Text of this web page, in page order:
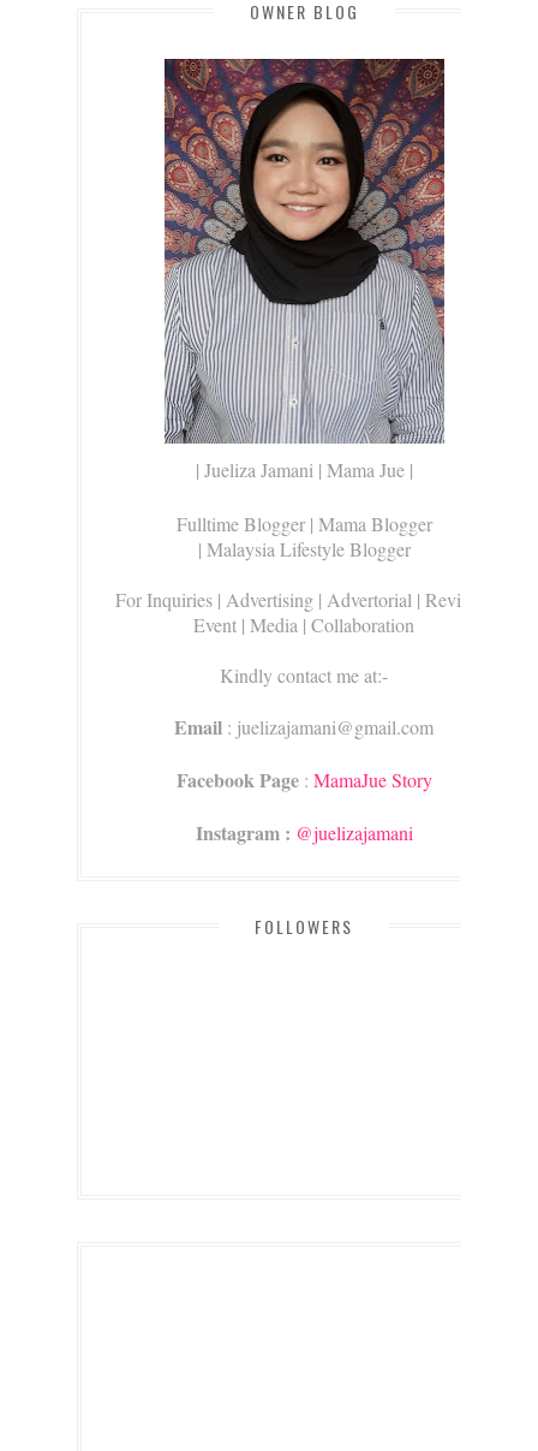
OWNER BLOG
| Jueliza Jamani | Mama Jue |
Fulltime Blogger | Mama Blogger
| Malaysia Lifestyle Blogger
For Inquiries | Advertising | Advertorial | Review |
Event | Media | Collaboration
Kindly contact me at:-
Email : juelizajamani@gmail.com
Facebook Page: MamaJue Story
Instagram : @juelizajamani
FOLLOWERS